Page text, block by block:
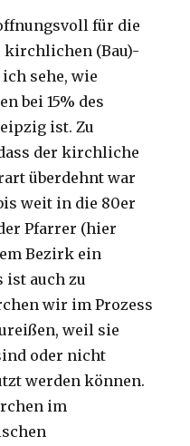
für die
kirchlichen (Bau)-
sehe, wie
bei 15% des
ist. Zu
der kirchliche
überdehnt war
weit in die 80er
Pfarrer (hier
Bezirk ein
ist auch zu
wir im Prozess
weil sie
oder nicht
werden können.
im